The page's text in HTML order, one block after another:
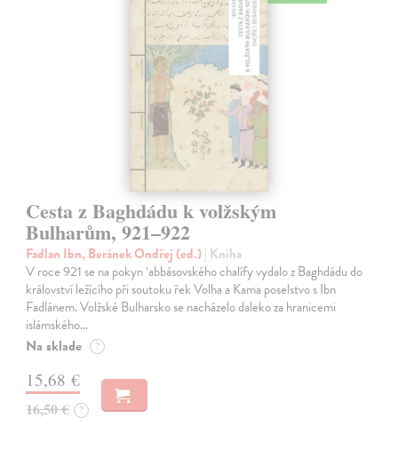
Cesta z Baghdádu k volžským
Bulharům, 921–922
Fadlan Ibn, Beránek Ondřej (ed.)| Kniha
V roce 921 se na pokyn ‘abbásovského chalífy vydalo z Baghdádu do
království ležícího při soutoku řek Volha a Kama poselstvo s Ibn
Fadlánem. Volžské Bulharsko se nacházelo daleko za hranicemi
islámského…
Na sklade ?
15,68 €
16,50 € ?